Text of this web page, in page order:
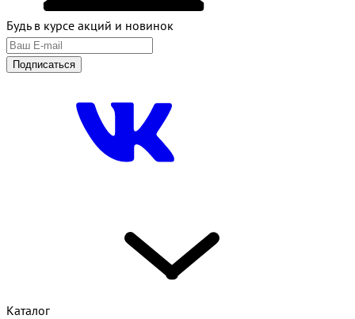
Будь в курсе акций и новинок
Подписаться
Каталог